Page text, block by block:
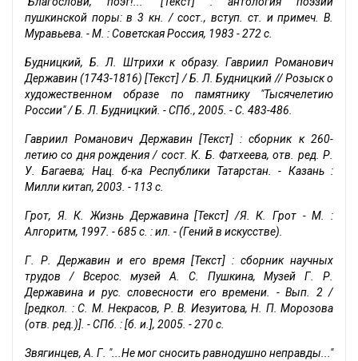
пушкинской поры: в 3 кн. / сост., вступ. ст. и примеч. В.
Муравьева. - М. : Советская Россия, 1983 - 272 с.
Будницкий, Б. Л. Штрихи к образу. Гавриил Романович
Державин (1743-1816) [Текст] / Б. Л. Будницкий // Розыск о
художественном образе по памятнику "Тысячелетию
России" / Б. Л. Будницкий. - СПб., 2005. - С. 483-486.
Гавриил Романович Державин [Текст] : сборник к 260-
летию со дня рождения / сост. К. Б. Фатхеева, отв. ред. Р.
У. Багаева; Нац. б-ка Республики Татарстан. - Казань :
Милли китап, 2003. - 113 с.
Грот, Я. К. Жизнь Державина [Текст] /Я. К. Грот - М. :
Алгоритм, 1997. - 685 с. : ил. - (Гений в искусстве).
Г. Р. Державин и его время [Текст] : сборник научных
трудов / Всерос. музей А. С. Пушкина, Музей Г. Р.
Державина и рус. словесности его времени. - Вып. 2 /
[редкол. : С. М. Некрасов, Р. В. Иезуитова, Н. П. Морозова
(отв. ред.)]. - СПб. : [б. и.], 2005. - 270 с.
Звягинцев, А. Г. "...Не мог сносить равнодушно неправды..."